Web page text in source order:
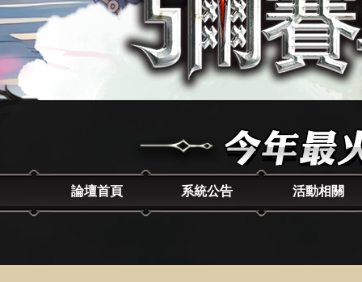
論壇首頁 系統公告 活動相關